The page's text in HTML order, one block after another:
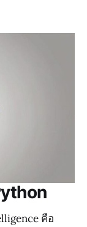
คือ